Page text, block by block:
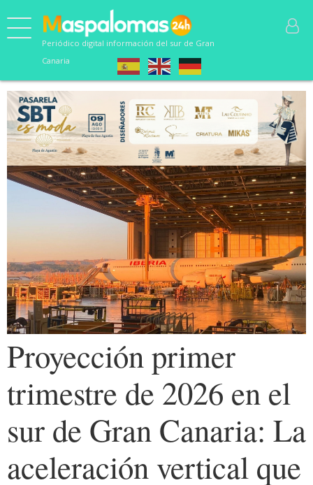
Periódico digital información del sur de Gran
Canaria
Proyección primer
trimestre de 2026 en el
sur de Gran Canaria: La
aceleración vertical que